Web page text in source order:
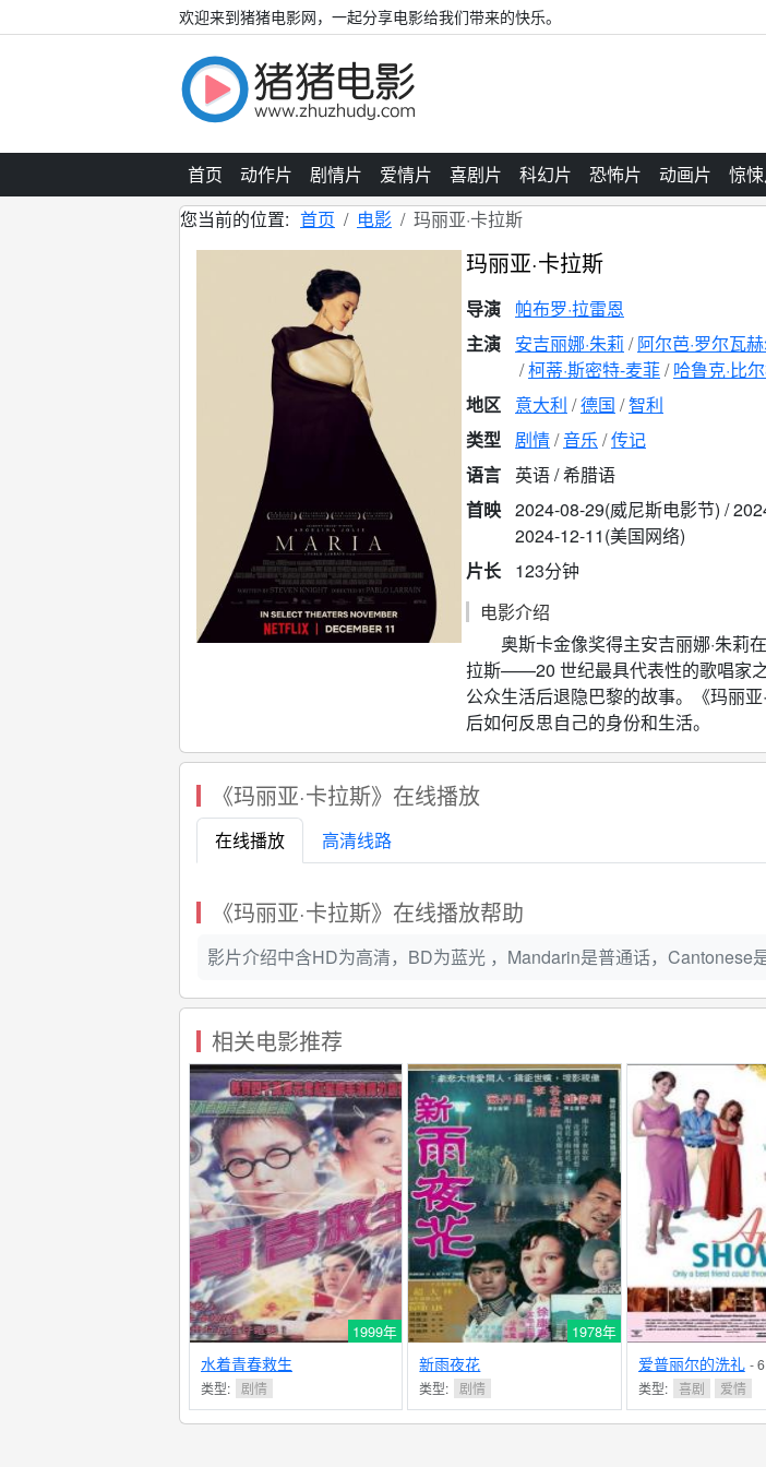
欢迎来到猪猪电影网，一起分享电影给我们带来的快乐。
首页 动作片 剧情片 爱情片 喜剧片 科幻片 恐怖片 动画片 惊
您当前的位置: 首页 电影 玛丽亚·卡拉斯
玛丽亚·卡拉斯
导演
帕布罗·拉雷恩
主演
安吉丽娜·朱莉 阿尔芭·罗尔瓦
柯蒂·斯密特-麦菲 哈鲁克·比
地区
意大利 德国 智利
类型 剧情 音乐 传记
语言
英语 / 希腊语
首映 2024-08-29(威尼斯电影节) /
2024-12-11(美国网络)
片长
123分钟
电影介绍
奥斯卡金像奖得主安吉丽娜·朱莉在
拉斯——20 世纪最具代表性的歌唱家
公众生活后退隐巴黎的故事。《玛丽
后如何反思自己的身份和生活。
《玛丽亚·卡拉斯》在线播放
在线播放 高清线路
《玛丽亚·卡拉斯》在线播放帮助
影片介绍中含HD为高清，BD为蓝光 ，Mandarin是普通话，Cantonese
相关电影推荐
1999年
水着青春救生
类型: 剧情
1978年
新雨夜花
类型: 剧情
爱普丽尔的洗礼 -
类型:
喜剧 爱情